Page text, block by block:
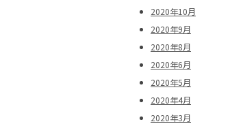
2020年10月
2020年9月
2020年8月
2020年6月
2020年5月
2020年4月
2020年3月